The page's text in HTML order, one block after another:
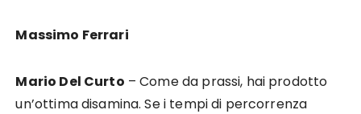
Massimo Ferrari
Mario Del Curto – Come da prassi, hai prodotto
un’ottima disamina. Se i tempi di percorrenza